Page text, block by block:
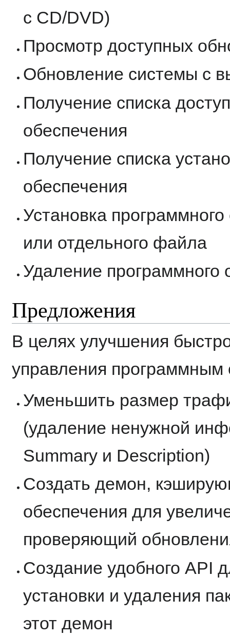
с CD/DVD)
Просмотр доступных
Обновление системы с
Получение списка
обеспечения
Получение списка
обеспечения
Установка
или отдельного файла
Удаление программного
Предложения
В целях улучшения
управления программным
Уменьшить размер
(удаление ненужной
Summary и Description)
Создать демон,
обеспечения для
проверяющий
Создание удобного API
установки и удаления
этот демон